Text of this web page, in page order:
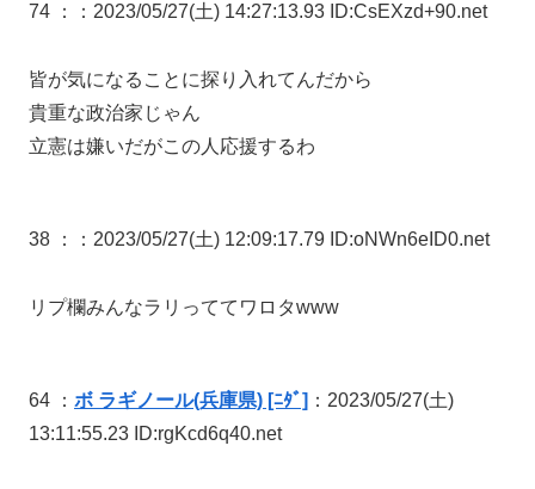
74 ： ：2023/05/27(土) 14:27:13.93 ID:CsEXzd+90.net
皆が気になることに探り入れてんだから
貴重な政治家じゃん
立憲は嫌いだがこの人応援するわ
38 ： ：2023/05/27(土) 12:09:17.79 ID:oNWn6eID0.net
リプ欄みんなラリっててワロタwww
64 ： ボ ラギノール(兵庫県) [ﾆﾀﾞ] ：2023/05/27(土)
13:11:55.23 ID:rgKcd6q40.net